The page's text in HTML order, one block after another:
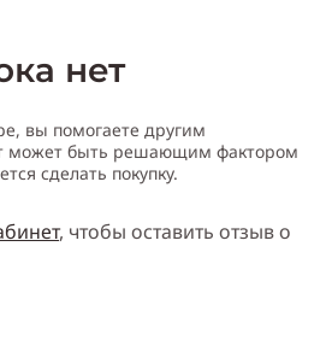
нет
вы помогаете другим
может быть решающим фактором
сделать покупку.
, чтобы оставить отзыв о